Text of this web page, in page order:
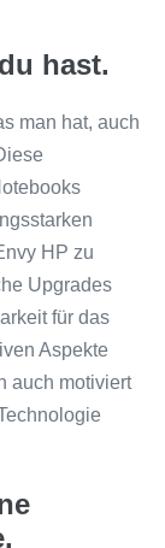
hast.
man hat, auch
HP zu
Upgrades
für das
Aspekte
auch motiviert